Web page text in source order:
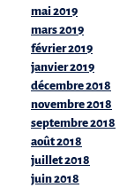
mai 2019
mars 2019
février 2019
janvier 2019
décembre 2018
novembre 2018
septembre 2018
août 2018
juillet 2018
juin 2018